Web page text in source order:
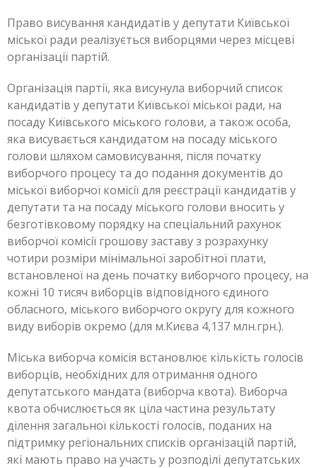
Право висування кандидатів у депутати Київської
міської ради реалізується виборцями через місцеві
організації партій.
Організація партії, яка висунула виборчий список
кандидатів у депутати Київської міської ради, на
посаду Київського міського голови, а також особа,
яка висувається кандидатом на посаду міського
голови шляхом самовисування, після початку
виборчого процесу та до подання документів до
міської виборчої комісії для реєстрації кандидатів у
депутати та на посаду міського голови вносить у
безготівковому порядку на спеціальний рахунок
виборчої комісії грошову заставу з розрахунку
чотири розміри мінімальної заробітної плати,
встановленої на день початку виборчого процесу, на
кожні 10 тисяч виборців відповідного єдиного
обласного, міського виборчого округу для кожного
виду виборів окремо (для м.Києва 4,137 млн.грн.).
Міська виборча комісія встановлює кількість голосів
виборців, необхідних для отримання одного
депутатського мандата (виборча квота). Виборча
квота обчислюється як ціла частина результату
ділення загальної кількості голосів, поданих на
підтримку регіональних списків організацій партій,
які мають право на участь у розподілі депутатських